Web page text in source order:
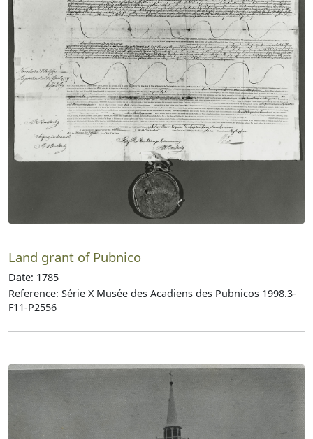
Land grant of Pubnico
Date: 1785
Reference: Série X Musée des Acadiens des Pubnicos 1998.3-
F11-P2556